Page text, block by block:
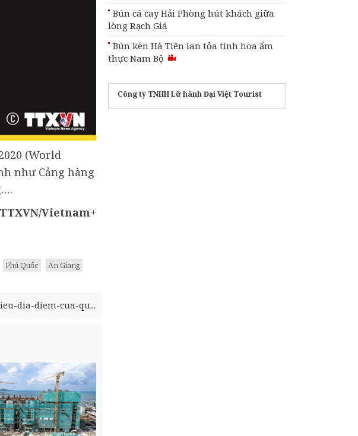
(World
như Cảng hàng
Vietnam+
Phú Quốc
An Giang
dia-diem-cua-qu...
Bún cá cay Hải Phòng hút khách giữa
lòng Rạch Giá
Bún kèn Hà Tiên lan tỏa tinh hoa ẩm
thực Nam Bộ
Công ty TNHH Lữ hành Đại Việt Tourist